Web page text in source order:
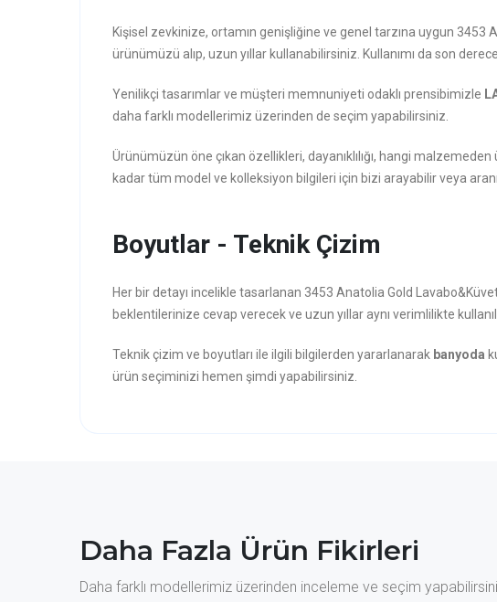
Kişisel zevkinize, ortamın genişliğine ve genel tarzına uygun 3453
ürünümüzü alıp, uzun yıllar kullanabilirsiniz. Kullanımı da son
Yenilikçi tasarımlar ve müşteri memnuniyeti odaklı prensibimizle
daha farklı modellerimiz üzerinden de seçim yapabilirsiniz.
Ürünümüzün öne çıkan özellikleri, dayanıklılığı, hangi
kadar tüm model ve kolleksiyon bilgileri için bizi arayabilir veya
Boyutlar - Teknik Çizim
Her bir detayı incelikle tasarlanan 3453 Anatolia Gold
beklentilerinize cevap verecek ve uzun yıllar aynı verimlilikte
Teknik çizim ve boyutları ile ilgili bilgilerden yararlanarak banyoda
ürün seçiminizi hemen şimdi yapabilirsiniz.
Daha Fazla Ürün Fikirleri
Daha farklı modellerimiz üzerinden inceleme ve seçim